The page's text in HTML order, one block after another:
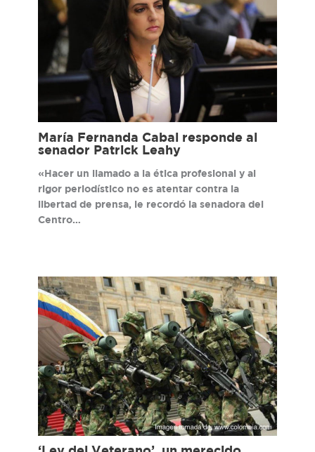
María Fernanda Cabal responde al
senador Patrick Leahy
«Hacer un llamado a la ética profesional y al
rigor periodístico no es atentar contra la
libertad de prensa, le recordó la senadora del
Centro…